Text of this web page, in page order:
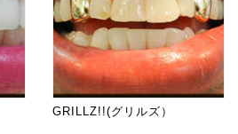
GRILLZ!!(グリルズ）